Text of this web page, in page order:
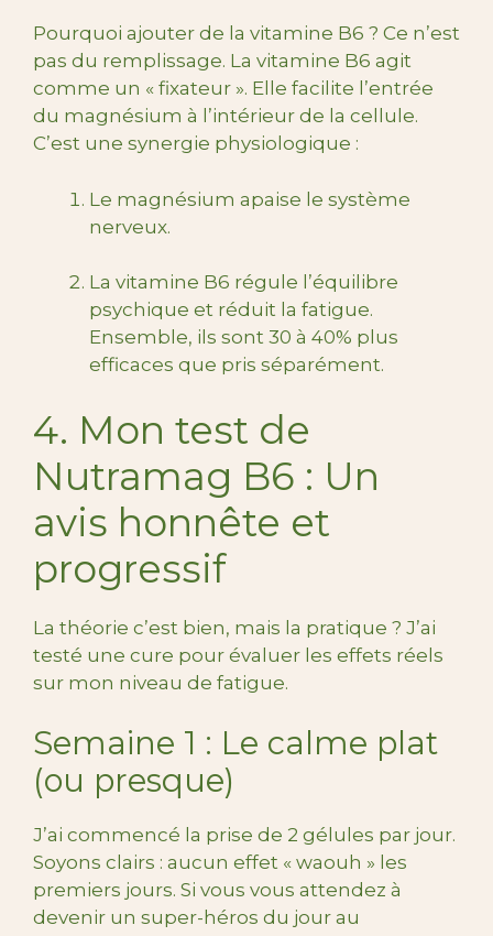
Pourquoi ajouter de la vitamine B6 ? Ce n’est
pas du remplissage. La vitamine B6 agit
comme un « fixateur ». Elle facilite l’entrée
du magnésium à l’intérieur de la cellule.
C’est une synergie physiologique :
Le magnésium apaise le système
nerveux.
La vitamine B6 régule l’équilibre
psychique et réduit la fatigue.
Ensemble, ils sont 30 à 40% plus
efficaces que pris séparément.
4. Mon test de
Nutramag B6 : Un
avis honnête et
progressif
La théorie c’est bien, mais la pratique ? J’ai
testé une cure pour évaluer les effets réels
sur mon niveau de fatigue.
Semaine 1 : Le calme plat
(ou presque)
J’ai commencé la prise de 2 gélules par jour.
Soyons clairs : aucun effet « waouh » les
premiers jours. Si vous vous attendez à
devenir un super-héros du jour au